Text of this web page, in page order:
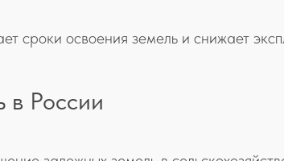
сроки освоения земель и снижает
в России